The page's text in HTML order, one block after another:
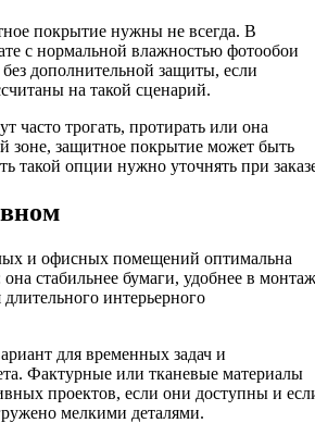
покрытие нужны не всегда. В
с нормальной влажностью фотообои
без дополнительной защиты, если
на такой сценарий.
часто трогать, протирать или она
зоне, защитное покрытие может быть
такой опции нужно уточнять при
и офисных помещений оптимальна
стабильнее бумаги, удобнее в
интерьерного
для временных задач и
Фактурные или тканевые материалы
проектов, если они доступны и
мелкими деталями.